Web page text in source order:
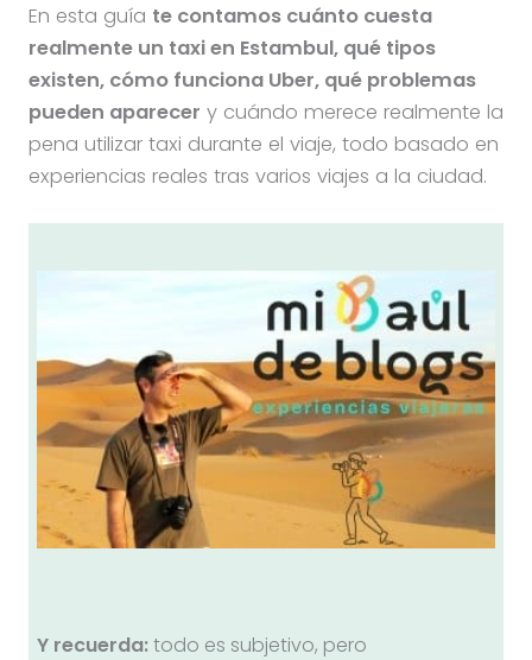
En esta guía te contamos cuánto cuesta
realmente un taxi en Estambul, qué tipos
existen, cómo funciona Uber, qué problemas
pueden aparecer y cuándo merece realmente la
pena utilizar taxi durante el viaje, todo basado en
experiencias reales tras varios viajes a la ciudad.
Y recuerda:todo es subjetivo, pero